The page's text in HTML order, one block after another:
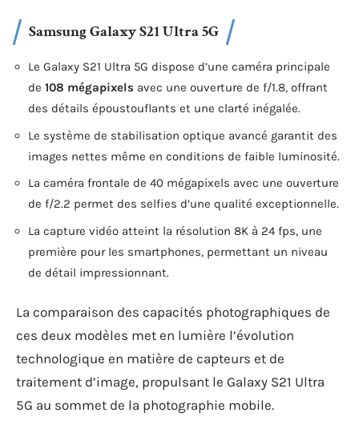
Samsung Galaxy S21 Ultra 5G
Le Galaxy S21 Ultra 5G dispose d’une caméra principale
de 108 mégapixels avec une ouverture de f/1.8, offrant
des détails époustouflants et une clarté inégalée.
Le système de stabilisation optique avancé garantit des
images nettes même en conditions de faible luminosité.
La caméra frontale de 40 mégapixels avec une ouverture
de f/2.2 permet des selfies d’une qualité exceptionnelle.
La capture vidéo atteint la résolution 8K à 24 fps, une
première pour les smartphones, permettant un niveau
de détail impressionnant.
La comparaison des capacités photographiques de
ces deux modèles met en lumière l’évolution
technologique en matière de capteurs et de
traitement d’image, propulsant le Galaxy S21 Ultra
5G au sommet de la photographie mobile.